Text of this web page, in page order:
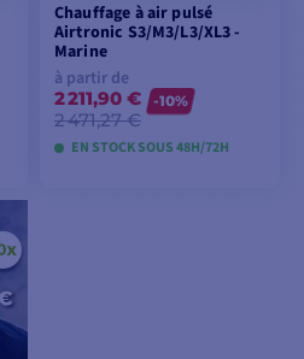
Chauffage à air pulsé
Airtronic S3/M3/L3/XL3 -
Marine
à partir de
2 211,90 €
2 471,27 €
-10%
EN STOCK SOUS 48H/72H